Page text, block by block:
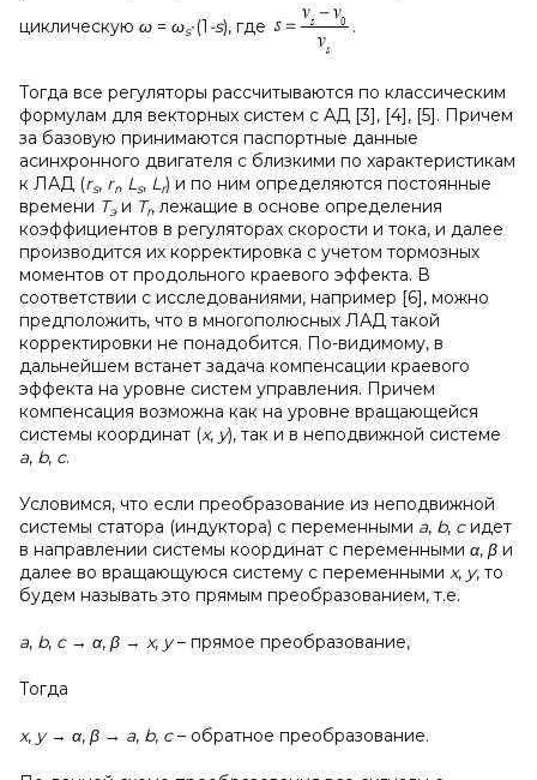
циклическую ω = ωs∙(1 -s), где .
Тогда все регуляторы рассчитываются по классическим
формулам для векторных систем с АД [3], [4], [5]. Причем
за базовую принимаются паспортные данные
асинхронного двигателя с близкими по характеристикам
к ЛАД (rs, rr, Ls, Lr) и по ним определяются постоянные
времени Тэи Тr, лежащие в основе определения
коэффициентов в регуляторах скорости и тока, и далее
производится их корректировка с учетом тормозных
моментов от продольного краевого эффекта. В
соответствии с исследованиями, например [6], можно
предположить, что в многополюсных ЛАД такой
корректировки не понадобится. По-видимому, в
дальнейшем встанет задача компенсации краевого
эффекта на уровне систем управления. Причем
компенсация возможна как на уровне вращающейся
системы координат (x, y), так и в неподвижной системе
a, b, c.
Условимся, что если преобразование из неподвижной
системы статора (индуктора) с переменными a, b, cидет
в направлении системы координат с переменными α, β и
далее во вращающуюся систему с переменными x, y, то
будем называть это прямым преобразованием, т.е.
a, b, c→ α, β → x, y– прямое преобразование,
Тогда
x, y→ α, β → a, b, c– обратное преобразование.